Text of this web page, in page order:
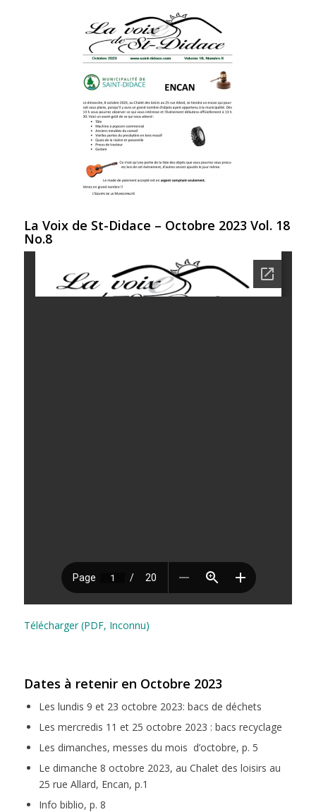
La Voix de St-Didace – Octobre 2023 Vol. 18
No.8
Télécharger (PDF, Inconnu)
Dates à retenir en Octobre 2023
Les lundis 9 et 23 octobre 2023: bacs de déchets
Les mercredis 11 et 25 octobre 2023 : bacs recyclage
Les dimanches, messes du mois d’octobre, p. 5
Le dimanche 8 octobre 2023, au Chalet des loisirs au
25 rue Allard, Encan, p.1
Info biblio, p. 8